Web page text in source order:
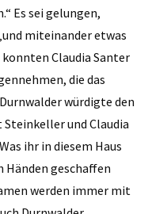
Es sei gelungen,
miteinander etwas
konnten Claudia Santer
die das
würdigte den
und Claudia
ihr in diesem Haus
geschaffen
werden immer mit